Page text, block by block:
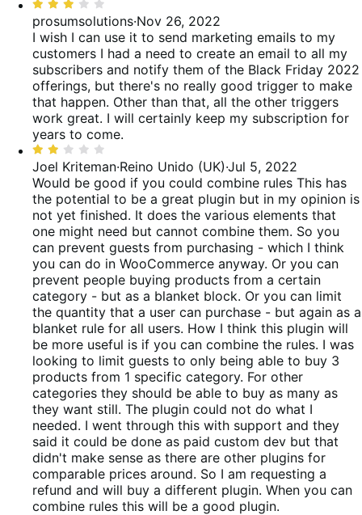
Valoración:
3
de
5
prosumsolutions·Nov 26, 2022
I wish I can use it to send marketing emails to my
customers I had a need to create an email to all my
subscribers and notify them of the Black Friday 2022
offerings, but there's no really good trigger to make
that happen. Other than that, all the other triggers
work great. I will certainly keep my subscription for
years to come.
Valoración:
2
de
5
Joel Kriteman·Reino Unido (UK)·Jul 5, 2022
Would be good if you could combine rules This has
the potential to be a great plugin but in my opinion is
not yet finished. It does the various elements that
one might need but cannot combine them. So you
can prevent guests from purchasing - which I think
you can do in WooCommerce anyway. Or you can
prevent people buying products from a certain
category - but as a blanket block. Or you can limit
the quantity that a user can purchase - but again as a
blanket rule for all users. How I think this plugin will
be more useful is if you can combine the rules. I was
looking to limit guests to only being able to buy 3
products from 1 specific category. For other
categories they should be able to buy as many as
they want still. The plugin could not do what I
needed. I went through this with support and they
said it could be done as paid custom dev but that
didn't make sense as there are other plugins for
comparable prices around. So I am requesting a
refund and will buy a different plugin. When you can
combine rules this will be a good plugin.